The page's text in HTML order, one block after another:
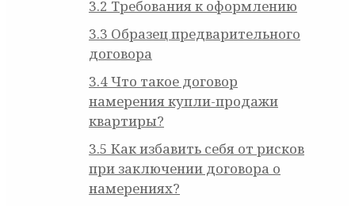
3.2 Требования к оформлению
3.3 Образец предварительного
договора
3.4Что такое договор
намерения купли-продажи
квартиры?
3.5 Как избавить себя от рисков
при заключении договора о
намерениях?